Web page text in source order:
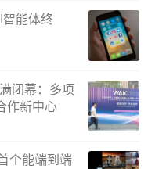
智能体终
闭幕：多项
作新中心
个能端到端